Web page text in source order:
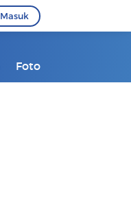
Masuk
Foto